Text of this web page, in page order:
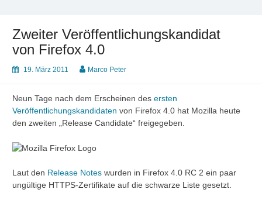
Zweiter Veröffentlichungskandidat
von Firefox 4.0
19. März 2011 Marco Peter
Neun Tage nach dem Erscheinen des ersten
Veröffentlichungskandidaten von Firefox 4.0 hat Mozilla heute
den zweiten „Release Candidate“ freigegeben.
Laut den Release Notes wurden in Firefox 4.0 RC 2 ein paar
ungültige HTTPS-Zertifikate auf die schwarze Liste gesetzt.